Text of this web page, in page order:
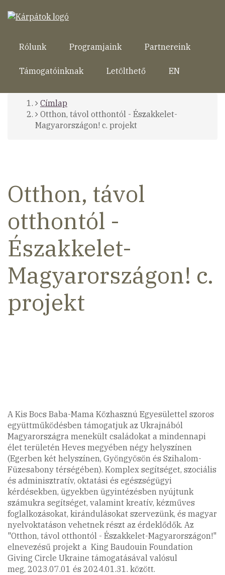
Rólunk
Programjaink Partnereink
Támogatóinknak Letölthető EN
Morzsa
Címlap
Otthon, távol otthontól - Északkelet-
Magyarországon! c. projekt
Otthon, távol
otthontól -
Északkelet-
Magyarországon! c.
projekt
A Kis Bocs Baba-Mama Közhasznú Egyesülettel szoros
együttműködésben támogatjuk az Ukrajnából
Magyarországra menekült családokat a mindennapi
élet területén Heves megyében négy helyszínen
(Egerben két helyszínen, Gyöngyösön és Szihalom-
Füzesabony térségében). Komplex segítséget, szociális
és adminisztratív, oktatási és egészségügyi
kérdésekben, ügyekben ügyintézésben nyújtunk
számukra segítséget, valamint kreatív, kézműves
foglalkozásokat, kirándulásokat szervezünk, és magyar
nyelvoktatáson vehetnek részt az érdeklődők. Az
"Otthon, távol otthontól - Északkelet-Magyarországon!"
elnevezésű projekt a King Baudouin Foundation
Giving Circle Ukraine támogatásával valósul
meg, 2023.07.01 és 2024.01.31. között.